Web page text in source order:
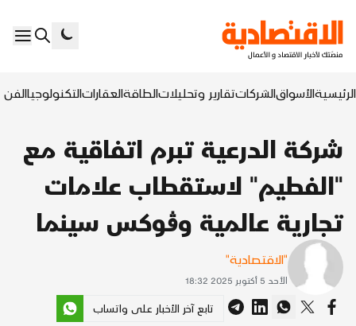
الرئيسيةالأسواقالشركاتتقارير وتحليلاتالطاقةالعقاراتالتكنولوجياالفن
شركة الدرعية تبرم اتفاقية مع
"الفطيم" لاستقطاب علامات
تجارية عالمية وڤوكس سينما
"الاقتصادية"
الأحد 5 أكتوبر 2025 18:32
تابع آخر الأخبار على واتساب